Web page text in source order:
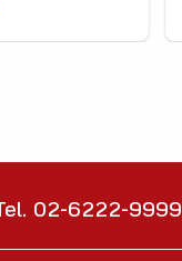
02-6222-9999